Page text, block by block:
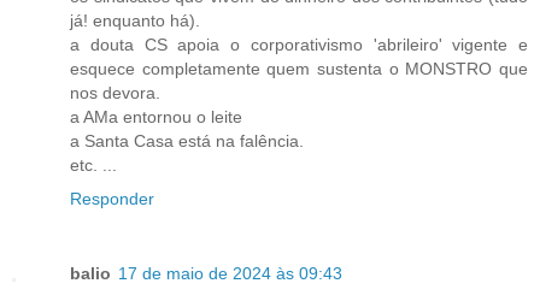
já! enquanto há).
a douta CS apoia o corporativismo 'abrileiro' vigente e
esquece completamente quem sustenta o MONSTRO que
nos devora.
a AMa entornou o leite
a Santa Casa está na falência.
etc. ...
Responder
balio 17 de maio de 2024 às 09:43